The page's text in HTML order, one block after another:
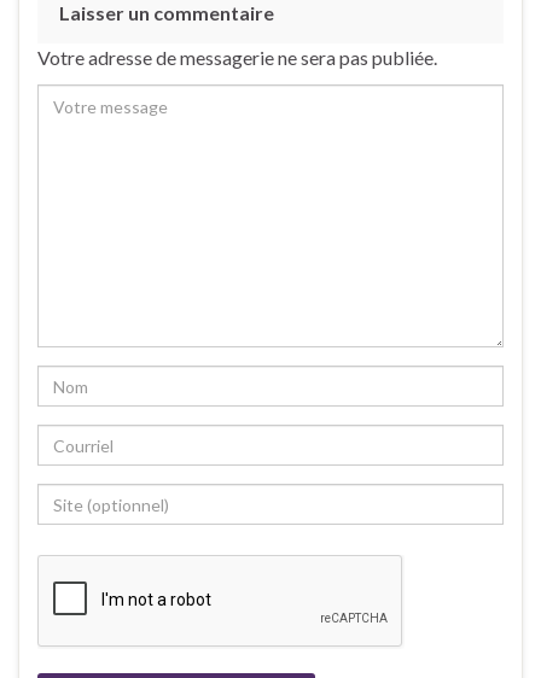
Laisser un commentaire
Votre adresse de messagerie ne sera pas publiée.